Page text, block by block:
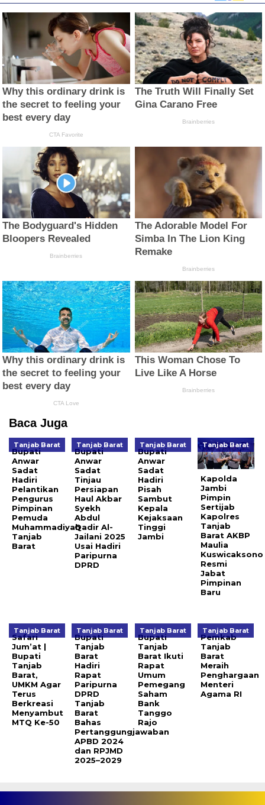
Baca Juga
Tanjab Barat
Bupati
Anwar
Sadat
Hadiri
Pelantikan
Pengurus
Pimpinan
Pemuda
Muhammadiyah
Tanjab
Barat
Tanjab Barat
Bupati
Anwar
Sadat
Tinjau
Persiapan
Haul Akbar
Syekh
Abdul
Qadir Al-
Jailani 2025
Usai Hadiri
Paripurna
DPRD
Tanjab Barat
Bupati
Anwar
Sadat
Hadiri
Pisah
Sambut
Kepala
Kejaksaan
Tinggi
Jambi
Tanjab Barat
Kapolda
Jambi
Pimpin
Sertijab
Kapolres
Tanjab
Barat AKBP
Maulia
Kuswicaksono
Resmi
Jabat
Pimpinan
Baru
Tanjab Barat
Safari
Jum’at |
Bupati
Tanjab
Barat,
UMKM Agar
Terus
Berkreasi
Menyambut
MTQ Ke-50
Tanjab Barat
Bupati
Tanjab
Barat
Hadiri
Rapat
Paripurna
DPRD
Tanjab
Barat
Bahas
Pertanggungjawaban
APBD 2024
dan RPJMD
2025–2029
Tanjab Barat
Bupati
Tanjab
Barat Ikuti
Rapat
Umum
Pemegang
Saham
Bank
Tanggo
Rajo
Tanjab Barat
Pemkab
Tanjab
Barat
Meraih
Penghargaan
Menteri
Agama RI